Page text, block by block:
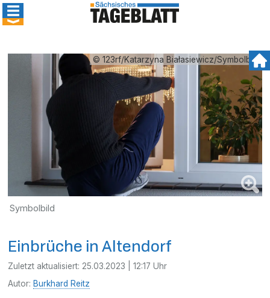
© 123rf/Katarzyna Białasiewicz/Symbolbild
Symbolbild
Einbrüche in Altendorf
Zuletzt aktualisiert: 25.03.2023 | 12:17 Uhr
Autor: Burkhard Reitz